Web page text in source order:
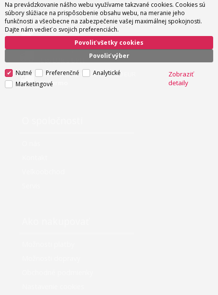
Osobný odber
zadarmo
Doručenie kuriérom
4.80 EUR s DPH
Doručenie kuriérom nad 180 EUR
zadarmo
Na prevádzkovanie nášho webu využívame takzvané cookies. Cookies sú
súbory slúžiace na prispôsobenie obsahu webu, na meranie jeho
funkčnosti a všeobecne na zabezpečenie vašej maximálnej spokojnosti.
Dajte nám vedieť o svojich preferenciách.
Povoliť výber
Povoliť všetky cookies
Nutné Preferenčné
Analytické
Marketingové
Zobraziť
detaily